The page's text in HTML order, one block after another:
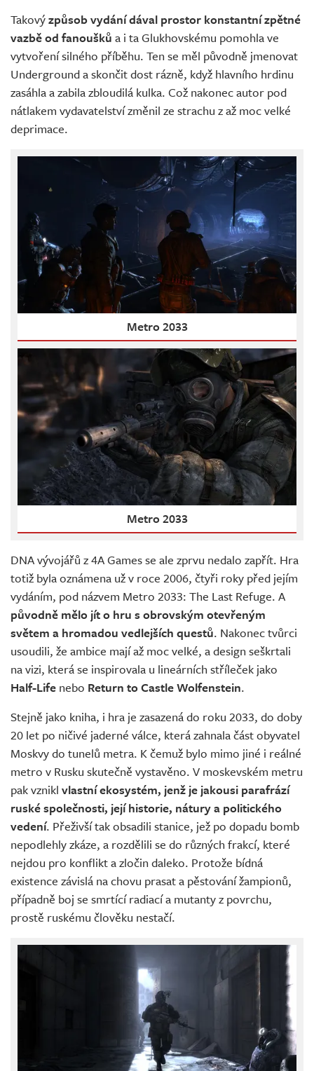
Takovýzpůsob vydání dával prostor konstantní zpětné
vazbě od fanoušků a i ta Glukhovskému pomohla ve
vytvoření silného příběhu. Ten se měl původně jmenovat
Underground a skončit dost rázně, když hlavního hrdinu
zasáhla a zabila zbloudilá kulka. Což nakonec autor pod
nátlakem vydavatelství změnil ze strachu z až moc velké
deprimace.
Metro 2033
Metro 2033
DNA vývojářů z 4A Games se ale zprvu nedalo zapřít. Hra
totiž byla oznámena už v roce 2006, čtyři roky před jejím
vydáním, pod názvem Metro 2033: The Last Refuge. A
původně mělo jít o hru s obrovským otevřeným
světem a hromadou vedlejších questů. Nakonec tvůrci
usoudili, že ambice mají až moc velké, a design seškrtali
na vizi, která se inspirovala u lineárních stříleček jako
Half-Life nebo Return to Castle Wolfenstein.
Stejně jako kniha, i hra je zasazená do roku 2033, do doby
20 let po ničivé jaderné válce, která zahnala část obyvatel
Moskvy do tunelů metra. K čemuž bylo mimo jiné i reálné
metro v Rusku skutečně vystavěno. V moskevském metru
pak vznikl vlastní ekosystém, jenž je jakousi parafrází
ruské společnosti, její historie, nátury a politického
vedení. Přeživší tak obsadili stanice, jež po dopadu bomb
nepodlehly zkáze, a rozdělili se do různých frakcí, které
nejdou pro konflikt a zločin daleko. Protože bídná
existence závislá na chovu prasat a pěstování žampionů,
případně boj se smrtící radiací a mutanty z povrchu,
prostě ruskému člověku nestačí.